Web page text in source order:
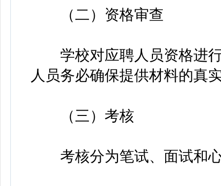
（二）资格审查
学校对应聘人员资格进行
人员务必确保提供材料的真
（三）考核
考核分为笔试、面试和心